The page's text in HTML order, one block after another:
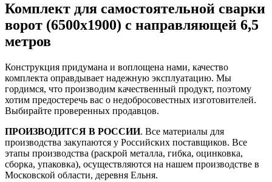
Комплект для самостоятельной сварки
ворот (6500х1900) с направляющей 6,5
метров
Конструкция придумана и воплощена нами, качество
комплекта оправдывает надежную эксплуатацию. Мы
гордимся, что производим качественный продукт, поэтому
хотим предостеречь вас о недобросовестных изготовителей.
Выбирайте проверенных продавцов.
ПРОИЗВОДИТСЯ В РОССИИ. Все материалы для
производства закупаются у Российских поставщиков. Все
этапы производства (раскрой металла, гибка, оцинковка,
сборка, упаковка), осуществляются на нашем производстве в
Московской области, деревня Ельня.